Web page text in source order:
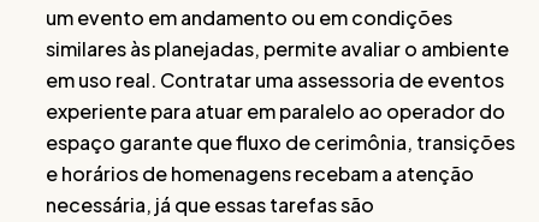
um evento em andamento ou em condições
similares às planejadas, permite avaliar o ambiente
em uso real. Contratar uma assessoria de eventos
experiente para atuar em paralelo ao operador do
espaço garante que fluxo de cerimônia, transições
e horários de homenagens recebam a atenção
necessária, já que essas tarefas são